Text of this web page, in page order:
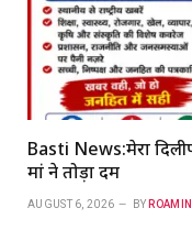
Basti News:मेरा
मां ने तोड़ा दम
AUGUST 6, 2026 BY